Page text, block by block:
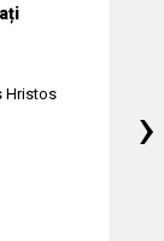
Hristos
›